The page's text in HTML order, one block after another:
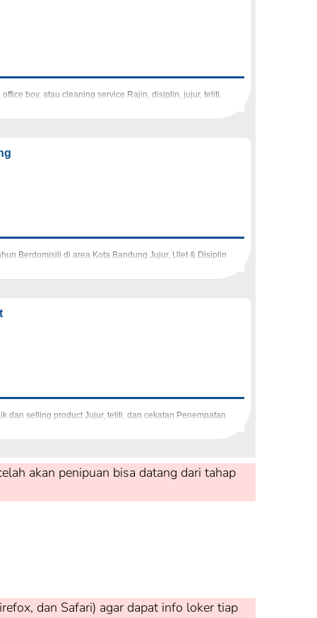
boy, atau cleaning service Rajin, disiplin, jujur, teliti,
Berdomisili di area Kota Bandung Jujur, Ulet & Disiplin
dan selling product Jujur, teliti, dan cekatan Penempatan
akan penipuan bisa datang dari tahap
dan Safari) agar dapat info loker tiap